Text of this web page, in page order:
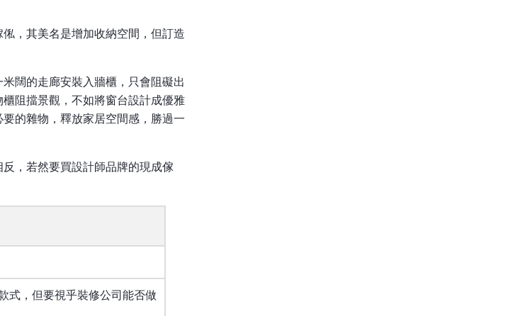
，其美名是增加收納空間，但訂造
闊的走廊安裝入牆櫃，只會阻礙出
阻擋景觀，不如將窗台設計成優雅
的雜物，釋放家居空間感，勝過一
，若然要買設計師品牌的現成傢
式，但要視乎裝修公司能否做